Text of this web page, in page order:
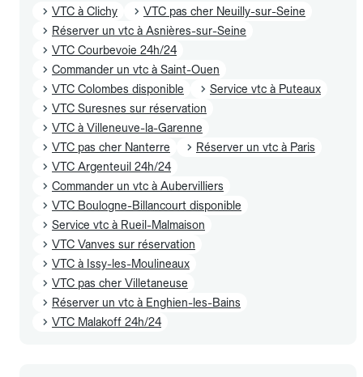
VTC à Clichy
VTC pas cher Neuilly-sur-Seine
Réserver un vtc à Asnières-sur-Seine
VTC Courbevoie 24h/24
Commander un vtc à Saint-Ouen
VTC Colombes disponible
Service vtc à Puteaux
VTC Suresnes sur réservation
VTC à Villeneuve-la-Garenne
VTC pas cher Nanterre
Réserver un vtc à Paris
VTC Argenteuil 24h/24
Commander un vtc à Aubervilliers
VTC Boulogne-Billancourt disponible
Service vtc à Rueil-Malmaison
VTC Vanves sur réservation
VTC à Issy-les-Moulineaux
VTC pas cher Villetaneuse
Réserver un vtc à Enghien-les-Bains
VTC Malakoff 24h/24